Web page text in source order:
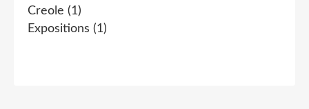
Creole (1)
Expositions (1)